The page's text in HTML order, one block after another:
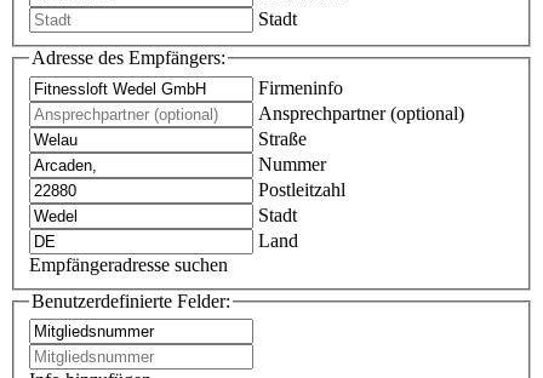
Stadt
Adresse des Empfängers:
Firmeninfo
Ansprechpartner (optional)
Straße
Nummer
Postleitzahl
Stadt
Land
Empfängeradresse suchen
Benutzerdefinierte Felder: